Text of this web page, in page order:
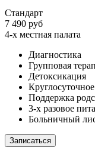
Стандарт
7 490 руб
4-х местная палата
Диагностика
Групповая
Детоксикация
Поддержка
3-х разовое
Больничный
Записаться